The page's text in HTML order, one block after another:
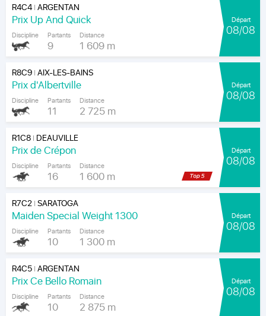
R4C4|ARGENTAN
Prix Up And Quick
Discipline Partants
9
Distance
1 609 m
Départ
08/08
R8C9|AIX-LES-BAINS
Prix d'Albertville
Discipline Partants
11
Distance
2 725 m
Départ
08/08
R1C8| DEAUVILLE
Prix de Crépon
Discipline Partants
16
Distance
1 600 m
Départ
08/08
R7C2|SARATOGA
Maiden Special Weight 1300
Discipline Partants
10
Distance
1 300 m
Départ
08/08
R4C5|ARGENTAN
Prix Ce Bello Romain
Discipline Partants
10
Distance
2 875 m
Départ
08/08